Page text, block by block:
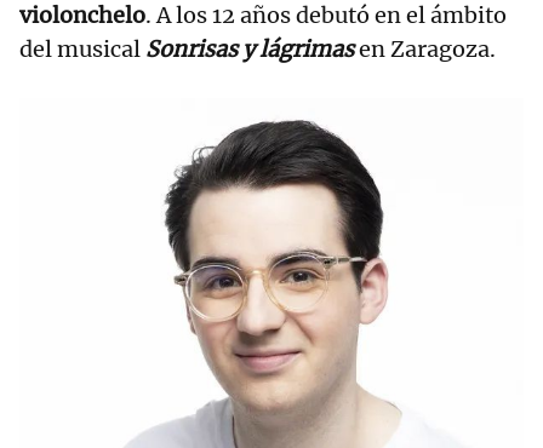
violonchelo. A los 12 años debutó en el ámbito
del musical Sonrisas y lágrimasen Zaragoza.